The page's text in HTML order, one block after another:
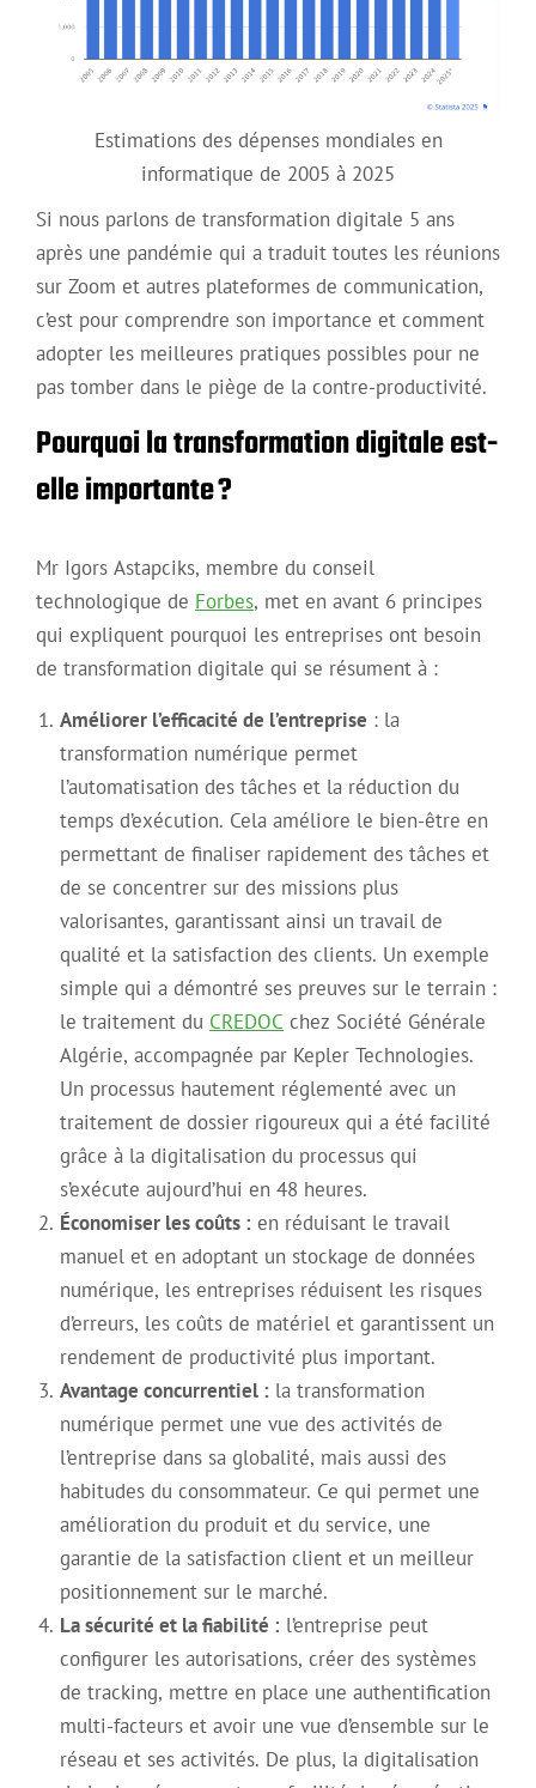
Estimations des dépenses mondiales en
informatique de 2005 à 2025
Si nous parlons de transformation digitale 5 ans
après une pandémie qui a traduit toutes les réunions
sur Zoom et autres plateformes de communication,
c’est pour comprendre son importance et comment
adopter les meilleures pratiques possibles pour ne
pas tomber dans le piège de la contre-productivité.
Pourquoi la transformation digitale est-
elle importante ?
Mr Igors Astapciks, membre du conseil
technologique de Forbes, met en avant 6 principes
qui expliquent pourquoi les entreprises ont besoin
de transformation digitale qui se résument à :
Améliorer l’efficacité de l’entreprise : la
transformation numérique permet
l’automatisation des tâches et la réduction du
temps d’exécution. Cela améliore le bien-être en
permettant de finaliser rapidement des tâches et
de se concentrer sur des missions plus
valorisantes, garantissant ainsi un travail de
qualité et la satisfaction des clients. Un exemple
simple qui a démontré ses preuves sur le terrain :
le traitement du CREDOC chez Société Générale
Algérie, accompagnée par Kepler Technologies.
Un processus hautement réglementé avec un
traitement de dossier rigoureux qui a été facilité
grâce à la digitalisation du processus qui
s’exécute aujourd’hui en 48 heures.
Économiser les coûts : en réduisant le travail
manuel et en adoptant un stockage de données
numérique, les entreprises réduisent les risques
d’erreurs, les coûts de matériel et garantissent un
rendement de productivité plus important.
Avantage concurrentiel : la transformation
numérique permet une vue des activités de
l’entreprise dans sa globalité, mais aussi des
habitudes du consommateur. Ce qui permet une
amélioration du produit et du service, une
garantie de la satisfaction client et un meilleur
positionnement sur le marché.
La sécurité et la fiabilité : l’entreprise peut
configurer les autorisations, créer des systèmes
de tracking, mettre en place une authentification
multi-facteurs et avoir une vue d’ensemble sur le
réseau et ses activités. De plus, la digitalisation